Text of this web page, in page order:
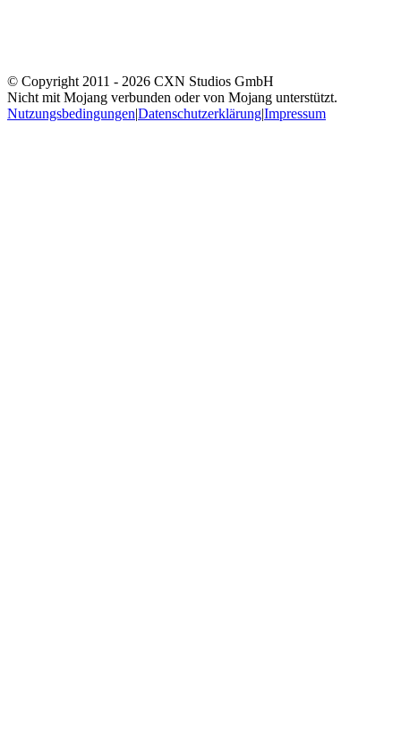
© Copyright 2011 - 2026 CXN Studios GmbH
Nicht mit Mojang verbunden oder von Mojang unterstützt.
Nutzungsbedingungen|Datenschutzerklärung|Impressum